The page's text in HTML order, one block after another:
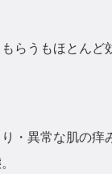
らうもほとんど
・異常な肌の痒